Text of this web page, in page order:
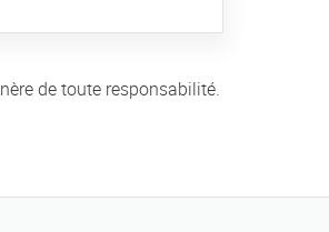
de toute responsabilité.